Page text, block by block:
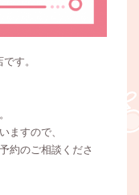
す。
ますので、
約のご相談くださ